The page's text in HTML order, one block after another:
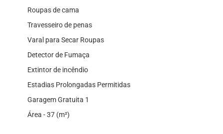
Roupas de cama
Travesseiro de penas
Varal para Secar Roupas
Detector de Fumaça
Extintor de incêndio
Estadias Prolongadas Permitidas
Garagem Gratuita 1
Área - 37 (m²)